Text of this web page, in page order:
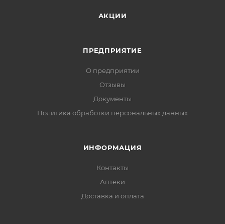
АКЦИИ
ПРЕДПРИЯТИЕ
О предприятии
Отзывы
Документы
Политика обработки персональных данных
ИНФОРМАЦИЯ
Контакты
Аптеки
Доставка и оплата